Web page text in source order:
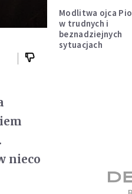
nieco
Modlitwa ojca Pio
w trudnych i
beznadziejnych
sytuacjach